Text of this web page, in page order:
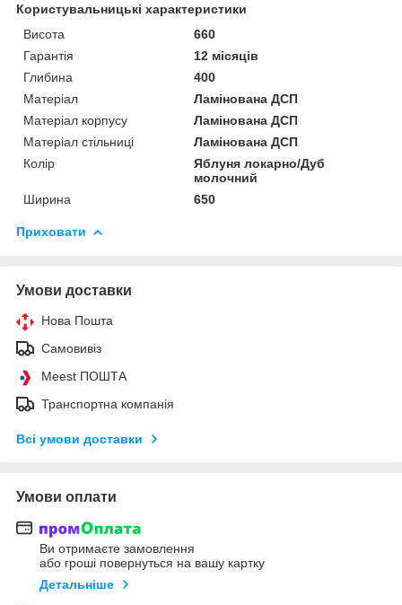
Користувальницькі характеристики
Висота
660
Гарантія
12 місяців
Глибина
400
Матеріал
Ламінована ДСП
Матеріал корпусу
Ламінована ДСП
Матеріал стільниці
Ламінована ДСП
Колір
Яблуня локарно/Дуб
молочний
Ширина
650
Приховати
Умови доставки
Нова Пошта
Самовивіз
Meest ПОШТА
Транспортна компанія
Всі умови доставки
Умови оплати
Ви отримаєте замовлення
або гроші повернуться на вашу картку
Детальніше